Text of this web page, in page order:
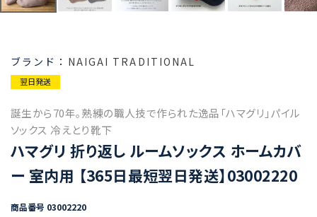
NAIGAI TRADITIONAL
翌日発送
誕生から70年。熟練の職人技で作られた逸品「ハマグリ」パイル
ソックス 冷えとり靴下
ハマグリ 折り返し ルームソックス ホームカバ
ー 室内用 【365日最短翌日発送】03002220
商品番号 03002220